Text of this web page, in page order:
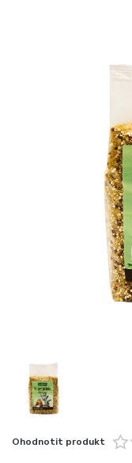
Ohodnotit produkt